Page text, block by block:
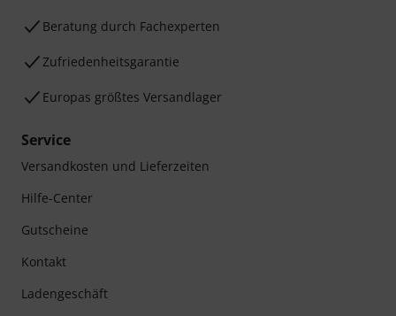
Beratung durch Fachexperten
Zufriedenheitsgarantie
Europas größtes Versandlager
Service
Versandkosten und Lieferzeiten
Hilfe-Center
Gutscheine
Kontakt
Ladengeschäft